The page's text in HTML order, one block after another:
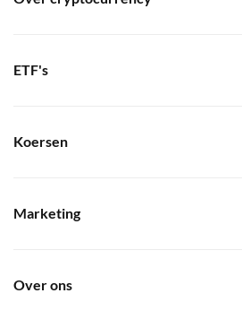
ETF's
Koersen
Marketing
Over ons